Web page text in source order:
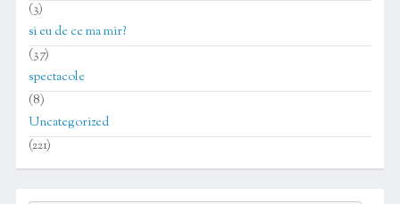
(3)
si eu de ce ma mir?
(37)
spectacole
(8)
Uncategorized
(221)